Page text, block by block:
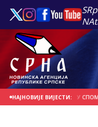
НАЈНОВИЈЕ ВИЈЕСТИ:
СЛУЖИ ЛИТУРГИЈУ У СПОМЕН-